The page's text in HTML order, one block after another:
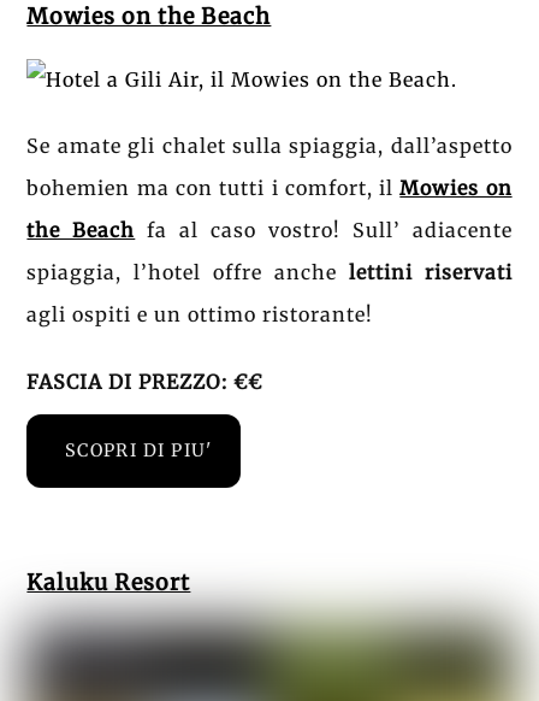
Mowies on the Beach
Se amate gli chalet sulla spiaggia, dall’aspetto
bohemien ma con tutti i comfort, ilMowies on
the Beach fa al caso vostro! Sull’ adiacente
spiaggia, l’hotel offre anche lettini riservati
agli ospiti e un ottimo ristorante!
FASCIA DI PREZZO: €€
SCOPRI DI PIU'
Kaluku Resort